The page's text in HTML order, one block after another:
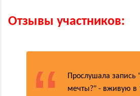
Отзывы участников:
Прослушала запись
мечты?" - вживую в